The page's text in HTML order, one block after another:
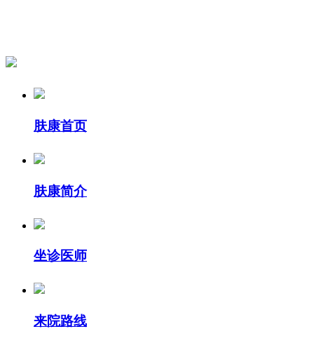
肤康首页
肤康简介
坐诊医师
来院路线